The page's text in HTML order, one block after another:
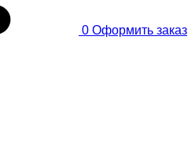
0 Оформить заказ